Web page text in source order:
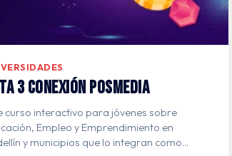
3 CONEXIÓN POSMEDIA
curso interactivo para jóvenes sobre
Empleo y Emprendimiento en
y municipios que lo integran como